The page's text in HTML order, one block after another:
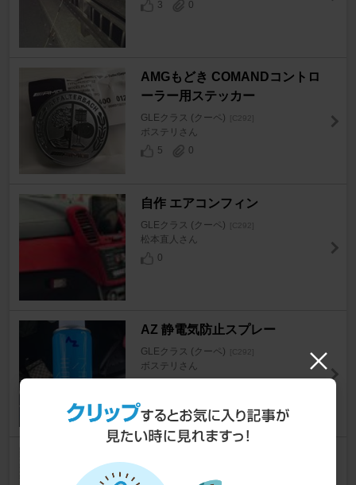
3
0
AMGもどき COMANDコントロ
ーラー用ステッカー
GLEクラス (クーペ) [C292]
ボステリさん
5
0
自作 エアコンフィン
GLEクラス (クーペ) [C292]
松本直人さん
0
AZ 静電気防止スプレー
GLEクラス (クーペ) [C292]
ボステリさん
保